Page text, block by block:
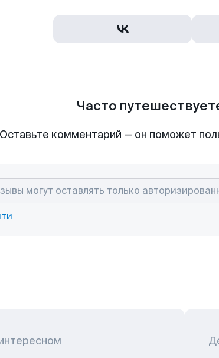
Часто
Оставьте комментарий — он поможет